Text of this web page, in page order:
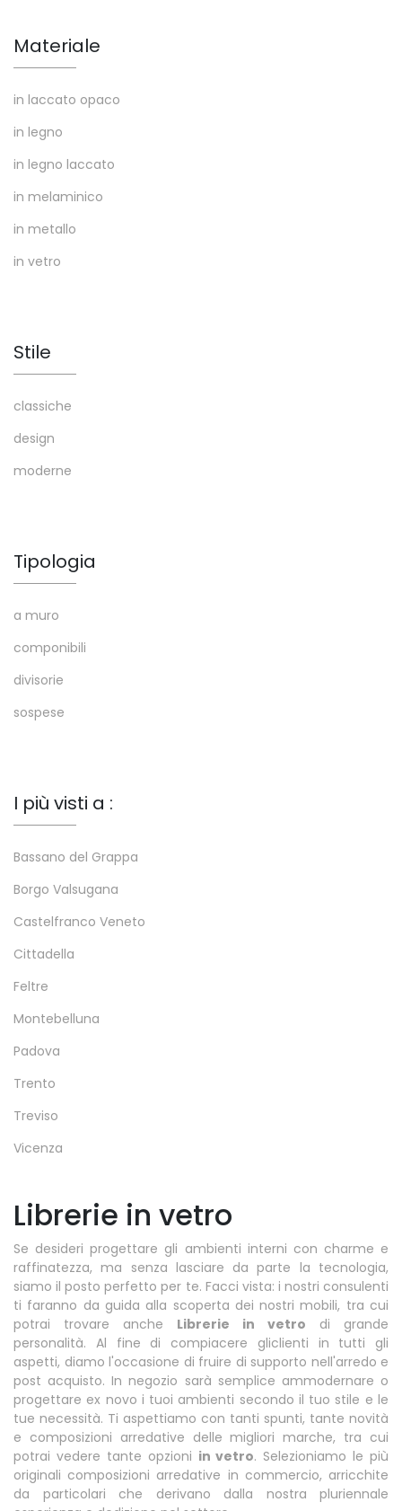
Materiale
in laccato opaco
in legno
in legno laccato
in melaminico
in metallo
in vetro
Stile
classiche
design
moderne
Tipologia
a muro
componibili
divisorie
sospese
I più visti a :
Bassano del Grappa
Borgo Valsugana
Castelfranco Veneto
Cittadella
Feltre
Montebelluna
Padova
Trento
Treviso
Vicenza
Librerie in vetro
Se desideri progettare gli ambienti interni con charme e
raffinatezza, ma senza lasciare da parte la tecnologia,
siamo il posto perfetto per te. Facci vista: i nostri consulenti
ti faranno da guida alla scoperta dei nostri mobili, tra cui
potrai trovare anche Librerie in vetro di grande
personalità. Al fine di compiacere gliclienti in tutti gli
aspetti, diamo l'occasione di fruire di supporto nell'arredo e
post acquisto. In negozio sarà semplice ammodernare o
progettare ex novo i tuoi ambienti secondo il tuo stile e le
tue necessità. Ti aspettiamo con tanti spunti, tante novità
e composizioni arredative delle migliori marche, tra cui
potrai vedere tante opzioni in vetro. Selezioniamo le più
originali composizioni arredative in commercio, arricchite
da particolari che derivano dalla nostra pluriennale